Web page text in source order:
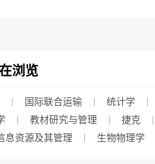
浏览
国际联合运输 统计学
教材研究与管理 捷克
息资源及其管理 生物物理学